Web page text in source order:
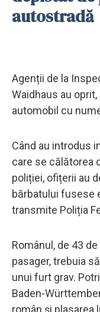
autostradă
Agenții de la
Waidhaus au
automobil cu
Când au introdus
care se călătorea
poliției, ofițerii au
bărbatului fusese
transmite Poliția
Românul, de 43
pasager, trebuia
unui furt grav.
Baden-
român și plasarea